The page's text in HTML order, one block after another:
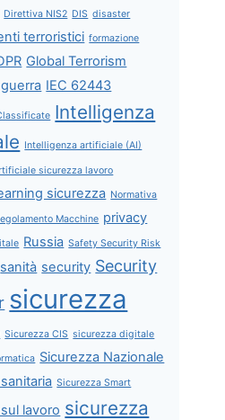
Direttiva NIS2 DIS disaster
terroristici formazione
Global Terrorism
guerra IEC 62443
Intelligenza
Intelligenza artificiale (AI)
sicurezza lavoro
sicurezza Normativa
Macchine privacy
Russia Safety Security Risk
sanità security Security
sicurezza
Sicurezza CIS sicurezza digitale
Sicurezza Nazionale
Sicurezza Smart
lavoro sicurezza